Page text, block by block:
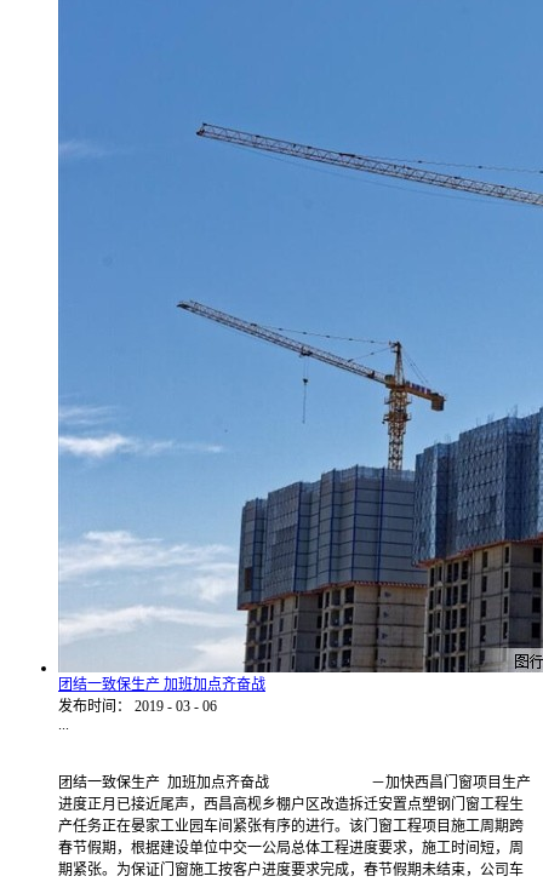
团结一致保生产 加班加点齐奋战
发布时间：
2019 - 03 - 06
...
团结一致保生产 加班加点齐奋战 －加快西昌门窗项目生产
进度正月已接近尾声，西昌高枧乡棚户区改造拆迁安置点塑钢门窗工程生
产任务正在晏家工业园车间紧张有序的进行。该门窗工程项目施工周期跨
春节假期，根据建设单位中交一公局总体工程进度要求，施工时间短，周
期紧张。为保证门窗施工按客户进度要求完成，春节假期未结束，公司车